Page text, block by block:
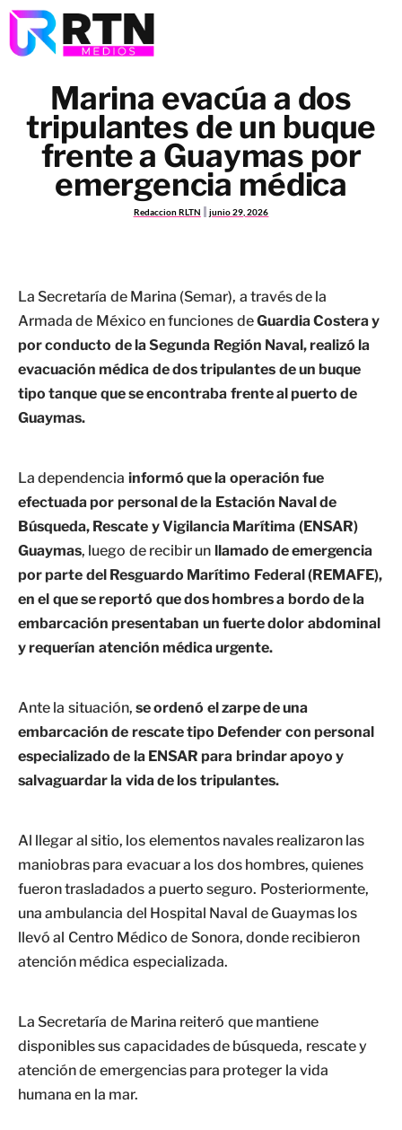
Marina evacúa a dos
tripulantes de un buque
frente a Guaymas por
emergencia médica
Redaccion RLTN junio 29, 2026
La Secretaría de Marina (Semar), a través de la
Armada de México en funciones deGuardia Costera y
por conducto de la Segunda Región Naval, realizó la
evacuación médica de dos tripulantes de un buque
tipo tanque que se encontraba frente al puerto de
Guaymas.
La dependencia informó que la operación fue
efectuada por personal de la Estación Naval de
Búsqueda, Rescate y Vigilancia Marítima (ENSAR)
Guaymas, luego de recibir un llamado de emergencia
por parte del Resguardo Marítimo Federal (REMAFE),
en el que se reportó que dos hombres a bordo de la
embarcación presentaban un fuerte dolor abdominal
y requerían atención médica urgente.
Ante la situación, se ordenó el zarpe de una
embarcación de rescate tipo Defender con personal
especializado de la ENSAR para brindar apoyo y
salvaguardar la vida de los tripulantes.
Al llegar al sitio, los elementos navales realizaron las
maniobras para evacuar a los dos hombres, quienes
fueron trasladados a puerto seguro. Posteriormente,
una ambulancia del Hospital Naval de Guaymas los
llevó al Centro Médico de Sonora, donde recibieron
atención médica especializada.
La Secretaría de Marina reiteró que mantiene
disponibles sus capacidades de búsqueda, rescate y
atención de emergencias para proteger la vida
humana en la mar.